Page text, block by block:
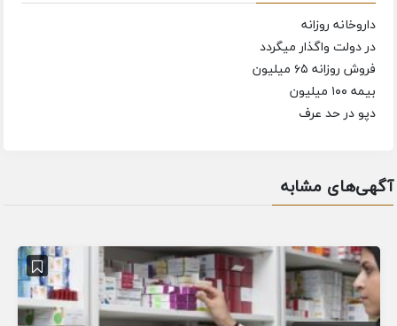
داروخانه روزانه
در دولت واگذار میگردد
فروش روزانه ۶۵ میلیون
بیمه ۱۰۰ میلیون
دپو در حد عرف
آگهی‌های مشابه